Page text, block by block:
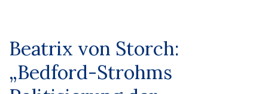
Beatrix von Storch:
„Bedford-Strohms